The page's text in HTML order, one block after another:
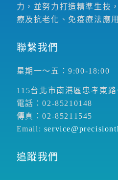
力，並努力打造精準生技
療及抗老化、免疫療法應
聯繫我們
星期一～五：9:00-18:00
115台北市南港區忠孝東
電話：02-85210148
傳真：02-85211545
Email:
追蹤我們